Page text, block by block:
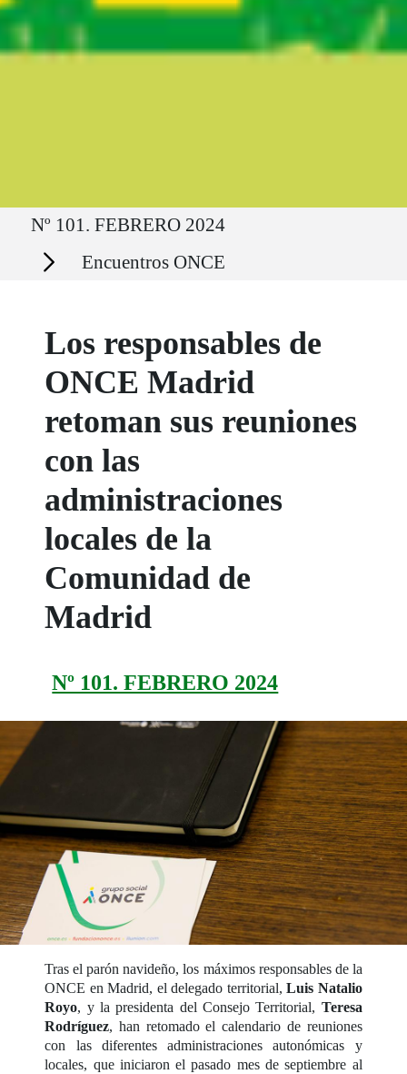
Ruta del sitio
Nº 101. FEBRERO 2024
Secciones Encuentros ONCE
Los responsables de
ONCE Madrid
retoman sus reuniones
con las
administraciones
locales de la
Comunidad de
Madrid
Nº 101. FEBRERO 2024
Tras el parón navideño, los máximos responsables de la
ONCE en Madrid, el delegado territorial,Luis Natalio
Royo, y la presidenta del Consejo Territorial, Teresa
Rodríguez, han retomado el calendario de reuniones
con las diferentes administraciones autonómicas y
locales, que iniciaron el pasado mes de septiembre al